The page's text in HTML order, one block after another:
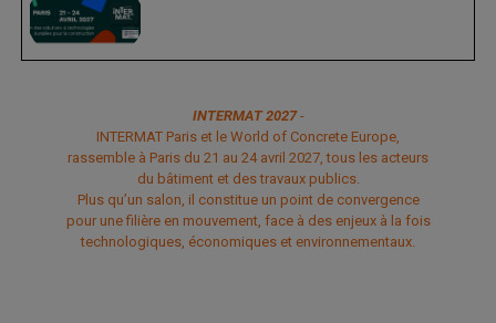
INTERMAT 2027-
INTERMAT Paris et le World of Concrete Europe,
rassemble à Paris du 21 au 24 avril 2027, tous les acteurs
du bâtiment et des travaux publics.
Plus qu’un salon, il constitue un point de convergence
pour une filière en mouvement, face à des enjeux à la fois
technologiques, économiques et environnementaux.